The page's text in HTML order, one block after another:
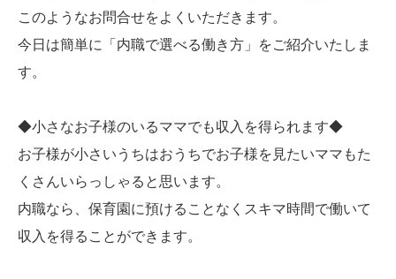
このようなお問合せをよくいただきます。
今日は簡単に「内職で選べる働き方」をご紹介いたしま
す。
◆小さなお子様のいるママでも収入を得られます◆
お子様が小さいうちはおうちでお子様を見たいママもた
くさんいらっしゃると思います。
内職なら、保育園に預けることなくスキマ時間で働いて
収入を得ることができます。